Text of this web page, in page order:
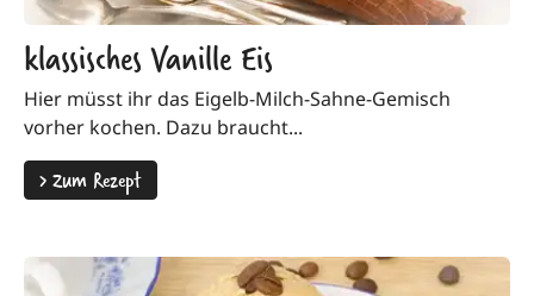
klassisches Vanille Eis
Hier müsst ihr das Eigelb-Milch-Sahne-Gemisch
vorher kochen. Dazu braucht...
>Zum Rezept